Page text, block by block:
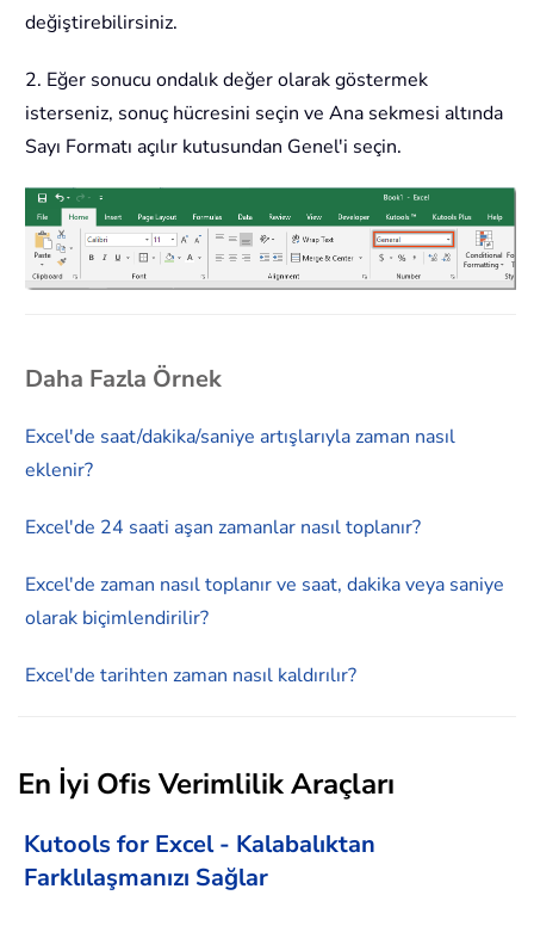
değiştirebilirsiniz.
2. Eğer sonucu ondalık değer olarak göstermek
isterseniz, sonuç hücresini seçin ve Ana sekmesi altında
Sayı Formatı açılır kutusundan Genel'i seçin.
Daha Fazla Örnek
Excel'de saat/dakika/saniye artışlarıyla zaman nasıl
eklenir?
Excel'de 24 saati aşan zamanlar nasıl toplanır?
Excel'de zaman nasıl toplanır ve saat, dakika veya saniye
olarak biçimlendirilir?
Excel'de tarihten zaman nasıl kaldırılır?
En İyi Ofis Verimlilik Araçları
Kutools for Excel - Kalabalıktan
Farklılaşmanızı Sağlar